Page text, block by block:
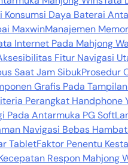
Konsumsi Daya Baterai
MaxwinManajemen
Internet Pada Mahjong
Fitur Navigasi
Saat Jam SibukProsedur
Grafis Pada
Perangkat Handphone
Pada Antarmuka PG Soft
Navigasi Bebas
TabletFaktor Penentu
Respon Mahjong